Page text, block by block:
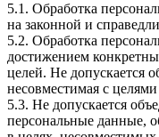
5.1. Обработка
на законной и
5.2. Обработка
достижением
целей. Не допускается
несовместимая с
5.3. Не допускается
персональные данные,